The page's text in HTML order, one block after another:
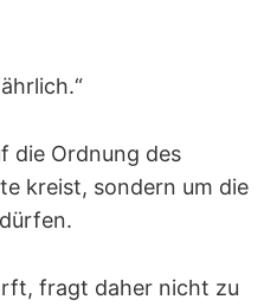
die Ordnung des
kreist, sondern um die
fragt daher nicht zu